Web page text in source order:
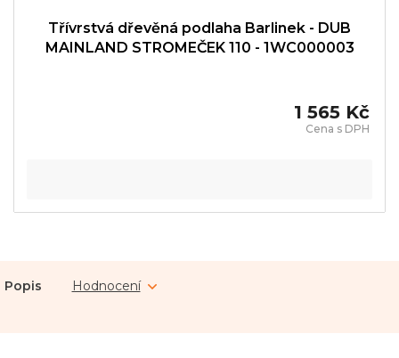
Třívrstvá dřevěná podlaha Barlinek - DUB
MAINLAND STROMEČEK 110 - 1WC000003
1 565 Kč
Popis Hodnocení